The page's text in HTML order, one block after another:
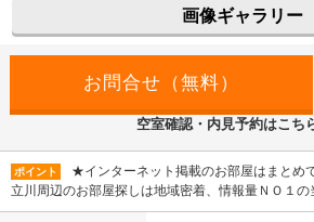
画像ギャラリー
空室確認・内見予約はこち
ポイント
★インターネット掲載のお部屋はまと
立川周辺のお部屋探しは地域密着、情報量ＮＯ１